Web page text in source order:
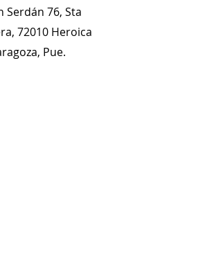
Serdán 76, Sta
72010 Heroica
Pue.